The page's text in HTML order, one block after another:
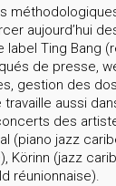
aujourd’hui
label Ting Bang
de presse,
gestion des
aussi
des
(piano jazz
Körinn (jazz
réunionnaise).